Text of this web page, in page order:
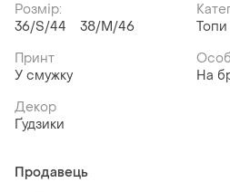
Розмір:
36/S/44
38/M/46
Топи
Принт
У смужку
На
Декор
Ґудзики
Продавець